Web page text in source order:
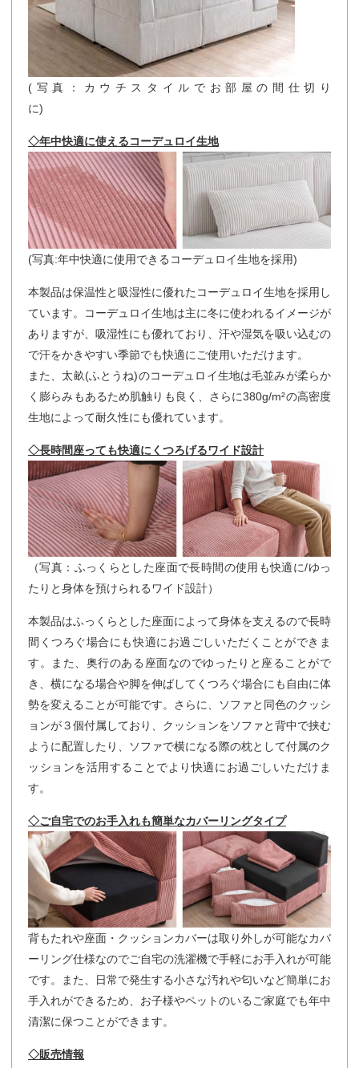
(写真：カウチスタイルでお部屋の間仕切り
に)
◇年中快適に使えるコーデュロイ生地
(写真:年中快適に使用できるコーデュロイ生地を採用)
本製品は保温性と吸湿性に優れたコーデュロイ生地を採用し
ています。コーデュロイ生地は主に冬に使われるイメージが
ありますが、吸湿性にも優れており、汗や湿気を吸い込むの
で汗をかきやすい季節でも快適にご使用いただけます。
また、太畝(ふとうね)のコーデュロイ生地は毛並みが柔らか
く膨らみもあるため肌触りも良く、さらに380g/m²の高密度
生地によって耐久性にも優れています。
◇長時間座っても快適にくつろげるワイド設計
（写真：ふっくらとした座面で長時間の使用も快適に/ゆっ
たりと身体を預けられるワイド設計）
本製品はふっくらとした座面によって身体を支えるので長時
間くつろぐ場合にも快適にお過ごしいただくことができま
す。また、奥行のある座面なのでゆったりと座ることがで
き、横になる場合や脚を伸ばしてくつろぐ場合にも自由に体
勢を変えることが可能です。さらに、ソファと同色のクッシ
ョンが３個付属しており、クッションをソファと背中で挟む
ように配置したり、ソファで横になる際の枕として付属のク
ッションを活用することでより快適にお過ごしいただけま
す。
◇ご自宅でのお手入れも簡単なカバーリングタイプ
背もたれや座面・クッションカバーは取り外しが可能なカバ
ーリング仕様なのでご自宅の洗濯機で手軽にお手入れが可能
です。また、日常で発生する小さな汚れや匂いなど簡単にお
手入れができるため、お子様やペットのいるご家庭でも年中
清潔に保つことができます。
◇販売情報